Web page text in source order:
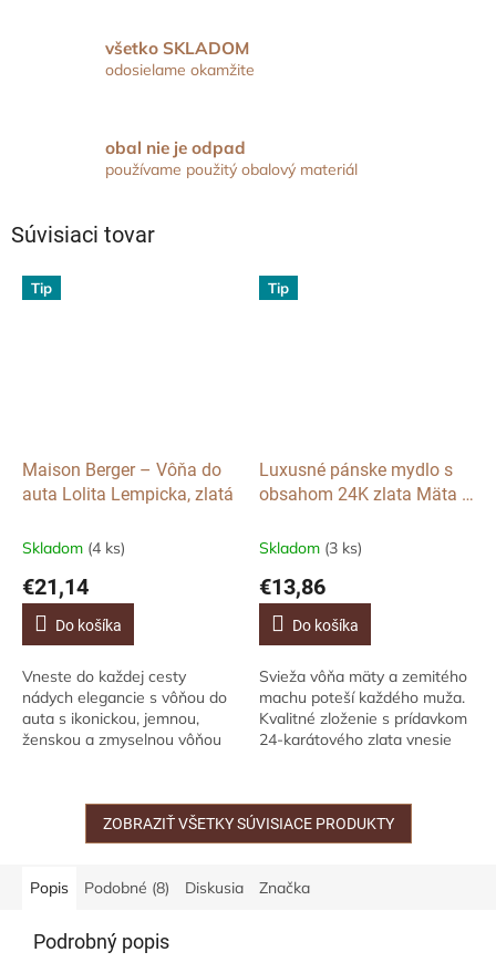
všetko SKLADOM
odosielame okamžite
obal nie je odpad
používame použitý obalový materiál
Súvisiaci tovar
Tip
Maison Berger – Vôňa do
auta Lolita Lempicka, zlatá
Skladom (4 ks)
€21,14
Do košíka
Vneste do každej cesty
nádych elegancie s vôňou do
auta s ikonickou, jemnou,
ženskou a zmyselnou vôňou
Bude vám spríjemňovať...
Tip
Luxusné pánske mydlo s
obsahom 24K zlata Mäta a
Skladom (3 ks)
€13,86
Do košíka
Svieža vôňa mäty a zemitého
machu poteší každého muža.
Kvalitné zloženie s prídavkom
24-karátového zlata vnesie
a...
ZOBRAZIŤ VŠETKY SÚVISIACE PRODUKTY
Popis Podobné (8) Diskusia Značka
Podrobný popis